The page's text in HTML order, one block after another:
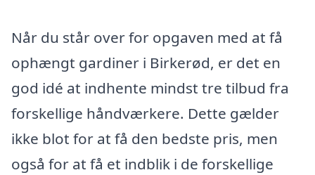
Når du står over for opgaven med at få
ophængt gardiner i Birkerød, er det en
god idé at indhente mindst tre tilbud fra
forskellige håndværkere. Dette gælder
ikke blot for at få den bedste pris, men
også for at få et indblik i de forskellige